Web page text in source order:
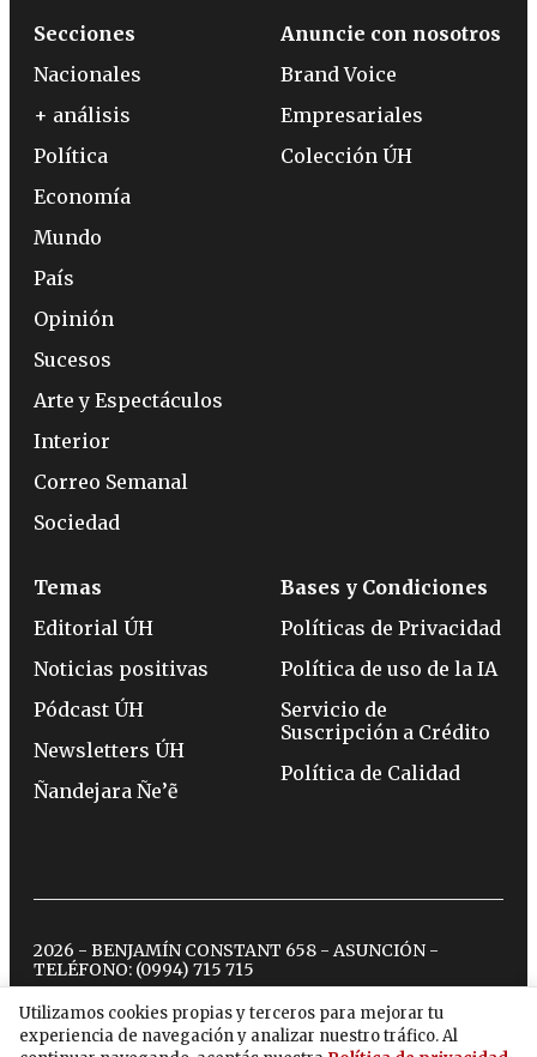
Utilizamos cookies propias y terceros para mejorar tu
experiencia de navegación y analizar nuestro tráfico. Al
Secciones
Nacionales
+ análisis
Política
Economía
Mundo
País
Opinión
Sucesos
Arte y Espectáculos
Interior
Correo Semanal
Sociedad
Anuncie con nosotros
Brand Voice
Empresariales
Colección ÚH
Temas
Editorial ÚH
Noticias positivas
Pódcast ÚH
Newsletters ÚH
Ñandejara Ñe’ẽ
Bases y Condiciones
Políticas de Privacidad
Política de uso de la IA
Servicio de
Suscripción a Crédito
Política de Calidad
2026 - BENJAMÍN CONSTANT 658 - ASUNCIÓN -
TELÉFONO: (0994) 715 715
twitterinstagram
facebook
tiktokyoutubespotify